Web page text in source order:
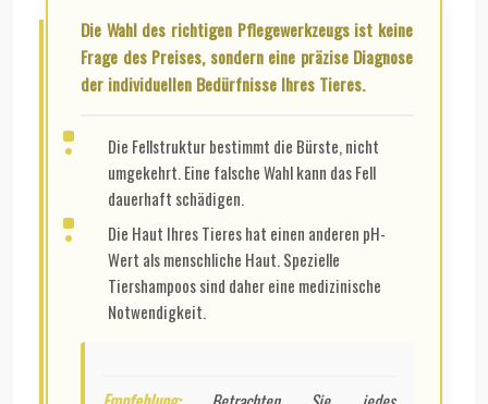
Die Wahl des richtigen Pflegewerkzeugs ist keine
Frage des Preises, sondern eine präzise Diagnose
der individuellen Bedürfnisse Ihres Tieres.
Die Fellstruktur bestimmt die Bürste, nicht
umgekehrt. Eine falsche Wahl kann das Fell
dauerhaft schädigen.
Die Haut Ihres Tieres hat einen anderen pH-
Wert als menschliche Haut. Spezielle
Tiershampoos sind daher eine medizinische
Notwendigkeit.